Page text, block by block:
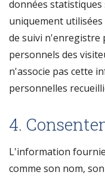
données statistiques
uniquement utilisées
de suivi n'enregistre
personnels des
n'associe pas cette
personnelles
4.
L'information fournie
comme son nom,